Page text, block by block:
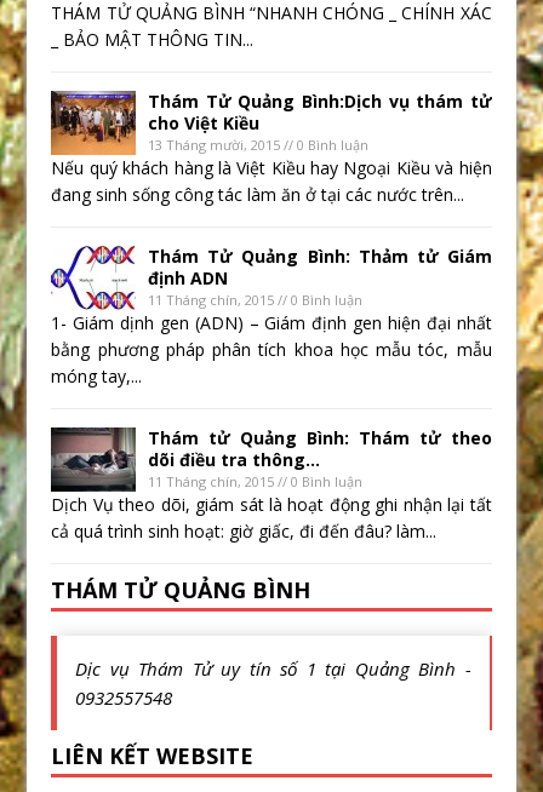
THÁM TỬ QUẢNG BÌNH “NHANH CHÓNG _ CHÍNH XÁC
_ BẢO MẬT THÔNG TIN...
Thám Tử Quảng Bình:Dịch vụ thám tử
cho Việt Kiều
13 Tháng mười, 2015 // 0 Bình luận
Nếu quý khách hàng là Việt Kiều hay Ngoại Kiều và hiện
đang sinh sống công tác làm ăn ở tại các nước trên...
Thám Tử Quảng Bình: Thảm tử Giám
định ADN
11 Tháng chín, 2015 // 0 Bình luận
1- Giám dịnh gen (ADN) – Giám định gen hiện đại nhất
bằng phương pháp phân tích khoa học mẫu tóc, mẫu
móng tay,...
Thám tử Quảng Bình: Thám tử theo
dõi điều tra thông...
11 Tháng chín, 2015 // 0 Bình luận
Dịch Vụ theo dõi, giám sát là hoạt động ghi nhận lại tất
cả quá trình sinh hoạt: giờ giấc, đi đến đâu? làm...
THÁM TỬ QUẢNG BÌNH
Dịc vụ Thám Tử uy tín số 1 tại Quảng Bình -
0932557548
LIÊN KẾT WEBSITE